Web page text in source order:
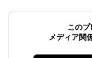
このプ
メディア関